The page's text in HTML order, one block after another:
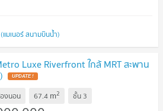
มเนอร์ สนามบินน้ำ)
Luxe Riverfront ใกล้ MRT สะพาน
งนอน 67.4 m2 ชั้น 3